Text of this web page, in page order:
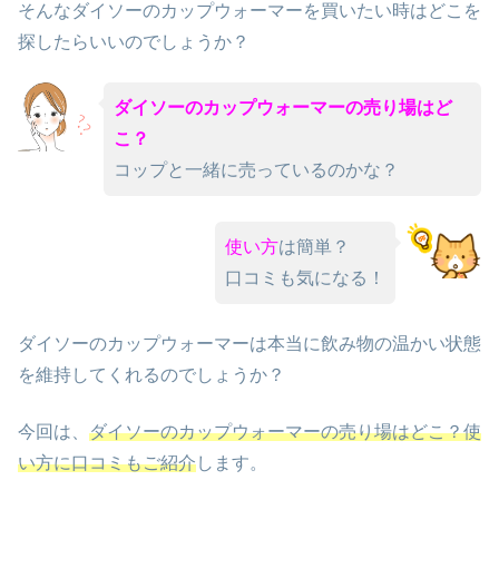
そんなダイソーのカップウォーマーを買いたい時はどこを
探したらいいのでしょうか？
ダイソーのカップウォーマーの売り場はど
こ？
コップと一緒に売っているのかな？
使い方は簡単？
口コミも気になる！
ダイソーのカップウォーマーは本当に飲み物の温かい状態
を維持してくれるのでしょうか？
今回は、 ダイソーのカップウォーマーの売り場はどこ？使
い方に口コミもご紹介します。